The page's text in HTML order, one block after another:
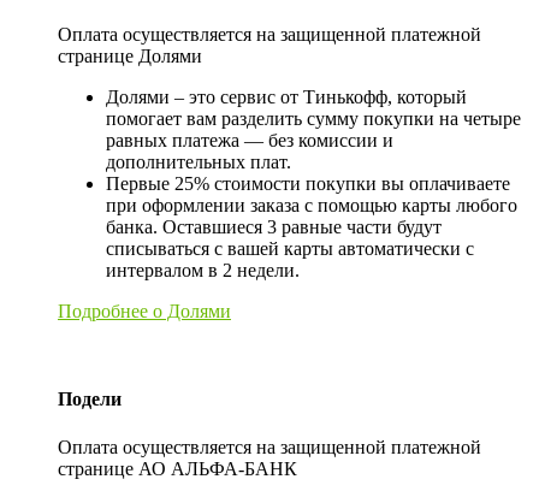
Оплата осуществляется на защищенной платежной
странице Долями
Долями – это сервис от Тинькофф, который
помогает вам разделить сумму покупки на четыре
равных платежа — без комиссии и
дополнительных плат.
Первые 25% стоимости покупки вы оплачиваете
при оформлении заказа с помощью карты любого
банка. Оставшиеся 3 равные части будут
списываться с вашей карты автоматически с
интервалом в 2 недели.
Подробнее о Долями
Подели
Оплата осуществляется на защищенной платежной
странице АО АЛЬФА-БАНК